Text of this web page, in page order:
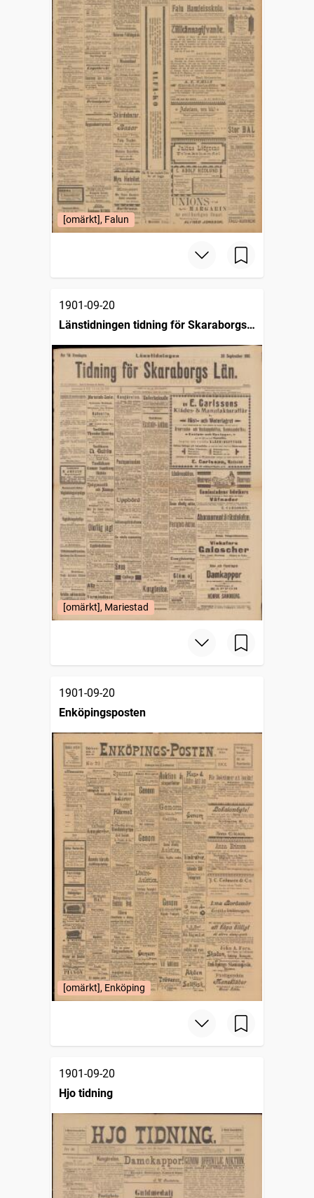
[omärkt], Falun
1901-09-20
Länstidningen tidning för Skaraborgs
[omärkt], Mariestad
1901-09-20
Enköpingsposten
[omärkt], Enköping
1901-09-20
Hjo tidning